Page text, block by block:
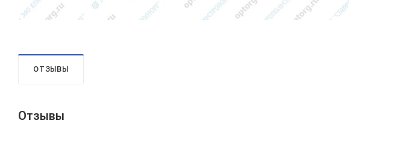
ОТЗЫВЫ
Отзывы